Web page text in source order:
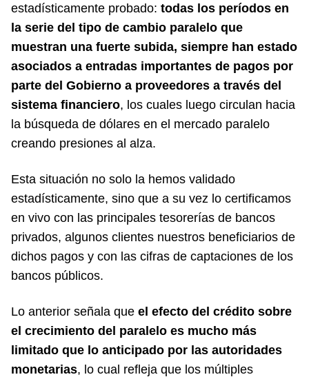
estadísticamente probado: todas los períodos en
la serie del tipo de cambio paralelo que
muestran una fuerte subida, siempre han estado
asociados a entradas importantes de pagos por
parte del Gobierno a proveedores a través del
sistema financiero, los cuales luego circulan hacia
la búsqueda de dólares en el mercado paralelo
creando presiones al alza.
Esta situación no solo la hemos validado
estadísticamente, sino que a su vez lo certificamos
en vivo con las principales tesorerías de bancos
privados, algunos clientes nuestros beneficiarios de
dichos pagos y con las cifras de captaciones de los
bancos públicos.
Lo anterior señala que el efecto del crédito sobre
el crecimiento del paralelo es mucho más
limitado que lo anticipado por las autoridades
monetarias, lo cual refleja que los múltiples